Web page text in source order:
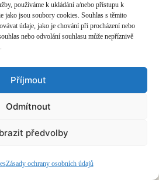
používáme k ukládání a/nebo přístupu k
jako jsou soubory cookies. Souhlas s těmito
údaje, jako je chování při procházení nebo
nebo odvolání souhlasu může nepříznivě
Příjmout
Odmítnout
předvolby
Zásady ochrany osobních údajů
design a adminAtelier Dokument